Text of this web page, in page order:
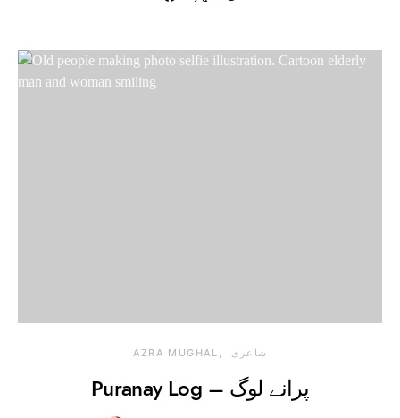
AZRA MUGHAL شاعری
Puranay Log – پرانے لوگ